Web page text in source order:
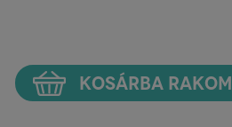
KOSÁRBA RAKOM